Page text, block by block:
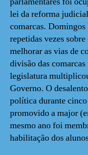
lei da reforma
comarcas.
repetidas vezes
melhorar as vias de
divisão das
legislatura
Governo. O
política durante
promovido a major
mesmo ano foi
habilitação dos